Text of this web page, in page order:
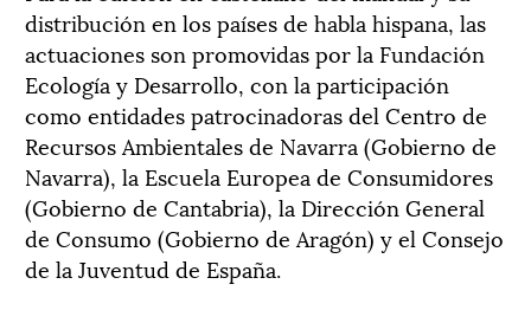
distribución en los países de habla hispana, las
actuaciones son promovidas por la Fundación
Ecología y Desarrollo, con la participación
como entidades patrocinadoras del Centro de
Recursos Ambientales de Navarra (Gobierno de
Navarra), la Escuela Europea de Consumidores
(Gobierno de Cantabria), la Dirección General
de Consumo (Gobierno de Aragón) y el Consejo
de la Juventud de España.